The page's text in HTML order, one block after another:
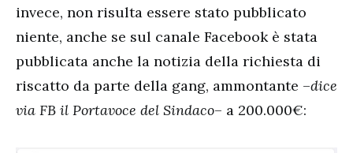
invece, non risulta essere stato pubblicato
niente, anche se sul canale Facebook è stata
pubblicata anche la notizia della richiesta di
riscatto da parte della gang, ammontante –dice
via FB il Portavoce del Sindaco– a 200.000€: